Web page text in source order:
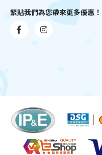
緊貼我們為您帶來更多優惠！